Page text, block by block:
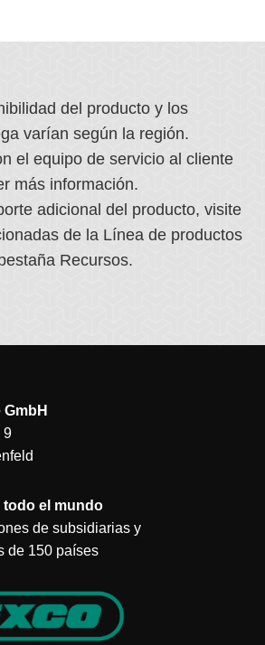
del producto y los
varían según la región.
el equipo de servicio al cliente
más información.
adicional del producto, visite
de la Línea de productos
Recursos.
9
todo el mundo
de subsidiarias y
de 150 países